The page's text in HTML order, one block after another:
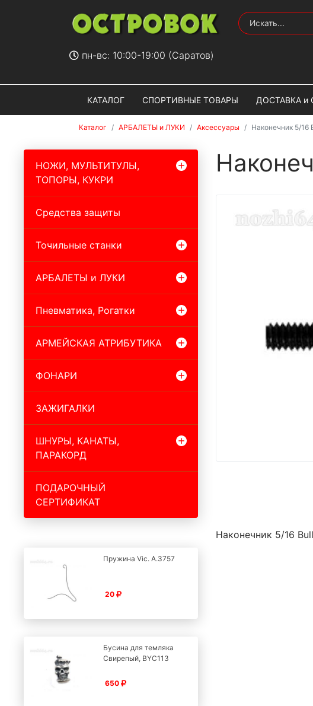
пн-вс: 10:00-19:00 (Саратов)
КАТАЛОГ СПОРТИВНЫЕ ТОВАРЫ ДОСТАВКА и
Каталог АРБАЛЕТЫ и ЛУКИ Аксессуары Наконечник 5/16
НОЖИ, МУЛЬТИТУЛЫ,
ТОПОРЫ, КУКРИ
Средства защиты
Точильные станки
АРБАЛЕТЫ и ЛУКИ
Пневматика, Рогатки
АРМЕЙСКАЯ АТРИБУТИКА
ФОНАРИ
ЗАЖИГАЛКИ
ШНУРЫ, КАНАТЫ,
ПАРАКОРД
ПОДАРОЧНЫЙ
СЕРТИФИКАТ
Пружина Vic. А.3757
20
Бусина для темляка
Свирепый, BYC113
650
Наконечник 5/16